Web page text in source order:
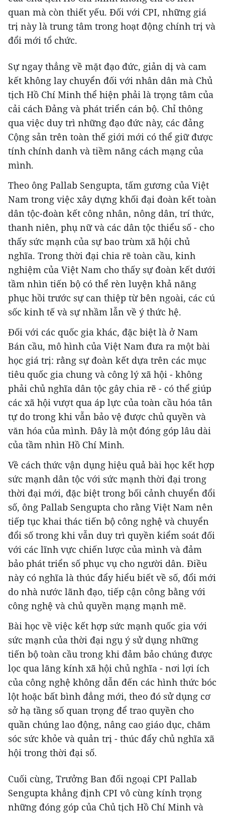
quan mà còn thiết yếu. Đối với CPI, những giá
trị này là trung tâm trong hoạt động chính trị và
đổi mới tổ chức.
Sự ngay thẳng về mặt đạo đức, giản dị và cam
kết không lay chuyển đối với nhân dân mà Chủ
tịch Hồ Chí Minh thể hiện phải là trọng tâm của
cải cách Đảng và phát triển cán bộ. Chỉ thông
qua việc duy trì những đạo đức này, các đảng
Cộng sản trên toàn thế giới mới có thể giữ được
tính chính danh và tiềm năng cách mạng của
mình.
Theo ông Pallab Sengupta, tấm gương của Việt
Nam trong việc xây dựng khối đại đoàn kết toàn
dân tộc-đoàn kết công nhân, nông dân, trí thức,
thanh niên, phụ nữ và các dân tộc thiểu số - cho
thấy sức mạnh của sự bao trùm xã hội chủ
nghĩa. Trong thời đại chia rẽ toàn cầu, kinh
nghiệm của Việt Nam cho thấy sự đoàn kết dưới
tầm nhìn tiến bộ có thể rèn luyện khả năng
phục hồi trước sự can thiệp từ bên ngoài, các cú
sốc kinh tế và sự nhầm lẫn về ý thức hệ.
Đối với các quốc gia khác, đặc biệt là ở Nam
Bán cầu, mô hình của Việt Nam đưa ra một bài
học giá trị: rằng sự đoàn kết dựa trên các mục
tiêu quốc gia chung và công lý xã hội - không
phải chủ nghĩa dân tộc gây chia rẽ - có thể giúp
các xã hội vượt qua áp lực của toàn cầu hóa tân
tự do trong khi vẫn bảo vệ được chủ quyền và
văn hóa của mình. Đây là một đóng góp lâu dài
của tầm nhìn Hồ Chí Minh.
Về cách thức vận dụng hiệu quả bài học kết hợp
sức mạnh dân tộc với sức mạnh thời đại trong
thời đại mới, đặc biệt trong bối cảnh chuyển đổi
số, ông Pallab Sengupta cho rằng Việt Nam nên
tiếp tục khai thác tiến bộ công nghệ và chuyển
đổi số trong khi vẫn duy trì quyền kiểm soát đối
với các lĩnh vực chiến lược của mình và đảm
bảo phát triển số phục vụ cho người dân. Điều
này có nghĩa là thúc đẩy hiểu biết về số, đổi mới
do nhà nước lãnh đạo, tiếp cận công bằng với
công nghệ và chủ quyền mạng mạnh mẽ.
Bài học về việc kết hợp sức mạnh quốc gia với
sức mạnh của thời đại ngụ ý sử dụng những
tiến bộ toàn cầu trong khi đảm bảo chúng được
lọc qua lăng kính xã hội chủ nghĩa - nơi lợi ích
của công nghệ không dẫn đến các hình thức bóc
lột hoặc bất bình đẳng mới, theo đó sử dụng cơ
sở hạ tầng số quan trọng để trao quyền cho
quần chúng lao động, nâng cao giáo dục, chăm
sóc sức khỏe và quản trị - thúc đẩy chủ nghĩa xã
hội trong thời đại số.
Cuối cùng, Trưởng Ban đối ngoại CPI Pallab
Sengupta khẳng định CPI vô cùng kính trọng
những đóng góp của Chủ tịch Hồ Chí Minh và